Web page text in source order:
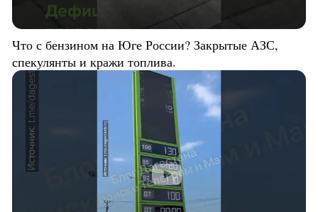
Что с бензином на Юге России? Закрытые АЗС,
спекулянты и кражи топлива.